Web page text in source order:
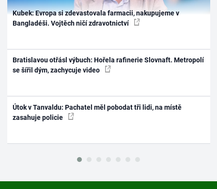
Kubek: Evropa si zdevastovala farmacii, nakupujeme v
Bangladéši. Vojtěch ničí zdravotnictví
Bratislavou otřásl výbuch: Hořela rafinerie Slovnaft. Metropolí
se šířil dým, zachycuje video
Útok v Tanvaldu: Pachatel měl pobodat tři lidi, na místě
zasahuje policie